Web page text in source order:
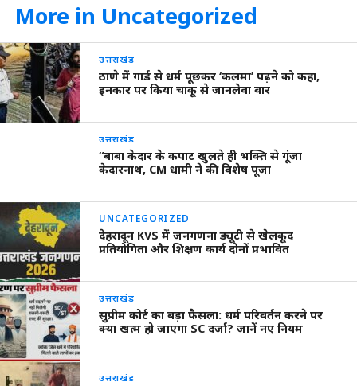
More in Uncategorized
उत्तराखंड
ठाणे में गार्ड से धर्म पूछकर ‘कलमा’ पढ़ने को कहा,
इनकार पर किया चाकू से जानलेवा वार
उत्तराखंड
“बाबा केदार के कपाट खुलते ही भक्ति से गूंजा
केदारनाथ, CM धामी ने की विशेष पूजा
UNCATEGORIZED
देहरादून KVS में जनगणना ड्यूटी से खेलकूद
प्रतियोगिता और शिक्षण कार्य दोनों प्रभावित
उत्तराखंड
सुप्रीम कोर्ट का बड़ा फैसला: धर्म परिवर्तन करने पर
क्या खत्म हो जाएगा SC दर्जा? जानें नए नियम
उत्तराखंड